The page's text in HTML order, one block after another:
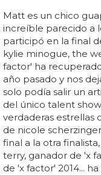
Matt es un chico
increíble parecido a
participó en la final
kylie minogue, the
factor' ha
año pasado y nos
solo podía salir un
del único talent
verdaderas estrellas
de nicole
final a la otra
terry, ganador de 'x
de 'x factor' 2014...